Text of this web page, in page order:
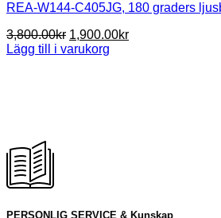
REA-W144-C405JG, 180 graders
3,800.00kr Det
ursprungliga
1,900.00krDet
Lägg till i varukorg
PERSONLIG SERVICE & Kunskap